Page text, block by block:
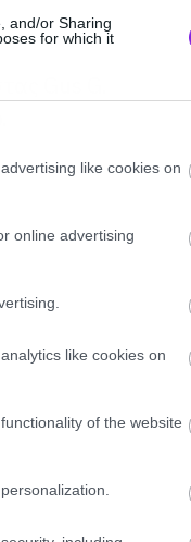
and/or Sharing
for which it
like cookies on
online advertising
like cookies on
of the website
Gus G.